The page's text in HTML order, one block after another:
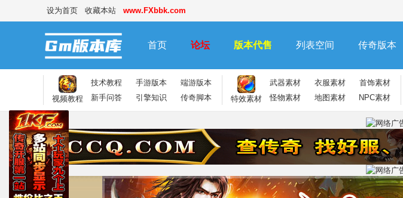
设为首页 收藏本站 www.FXbbk.com
首页 论坛 版本代售 列表空间 传奇版本
视频教程
技术教程 手游版本
端游版本
新手问答
引擎知识 传奇脚本 特效素材
武器素材 衣服素材
首饰素材
怪物素材
地图素材 NPC素材